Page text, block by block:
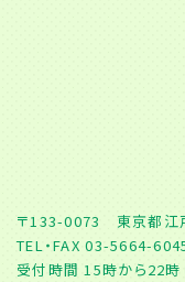
〒133-0073 東京都江
TEL・FAX 03-5664-
受付時間 15時から22時